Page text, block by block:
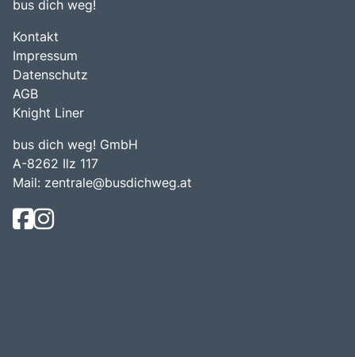
bus dich weg!
Kontakt
Impressum
Datenschutz
AGB
Knight Liner
bus dich weg! GmbH
A-8262 Ilz 117
Mail: zentrale@busdichweg.at